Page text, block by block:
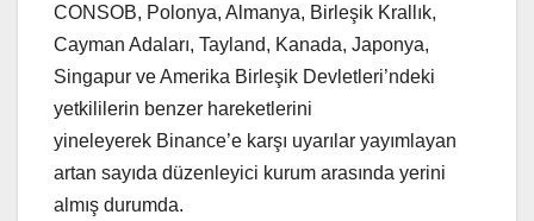
CONSOB, Polonya, Almanya, Birleşik Krallık,
Cayman Adaları, Tayland, Kanada, Japonya,
Singapur ve Amerika Birleşik Devletleri’ndeki
yetkililerin benzer hareketlerini
yineleyerek Binance’e karşı uyarılar yayımlayan
artan sayıda düzenleyici kurum arasında yerini
almış durumda.